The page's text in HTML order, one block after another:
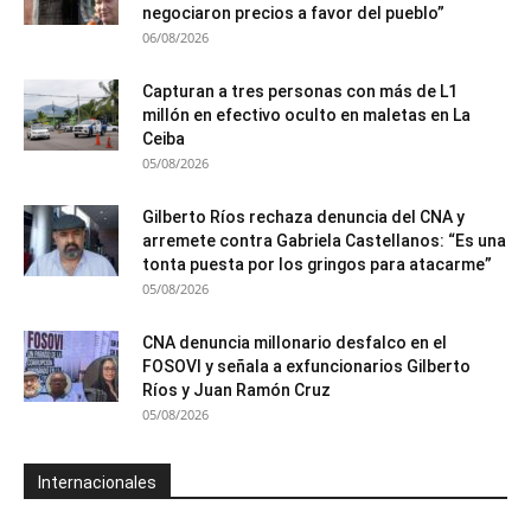
negociaron precios a favor del pueblo”
06/08/2026
Capturan a tres personas con más de L1
millón en efectivo oculto en maletas en La
Ceiba
05/08/2026
Gilberto Ríos rechaza denuncia del CNA y
arremete contra Gabriela Castellanos: “Es una
tonta puesta por los gringos para atacarme”
05/08/2026
CNA denuncia millonario desfalco en el
FOSOVI y señala a exfuncionarios Gilberto
Ríos y Juan Ramón Cruz
05/08/2026
Internacionales